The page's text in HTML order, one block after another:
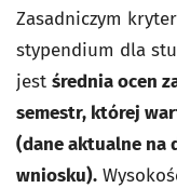
Zasadniczym
stypendium dla
jest średnia ocen
semestr, której
(dane aktualne na
wniosku).